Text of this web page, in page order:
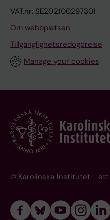
VAT.nr: SE202100297301
Om webbplatsen
Tillgänglighetsredogörelse
Manage your cookies
© Karolinska Institutet -